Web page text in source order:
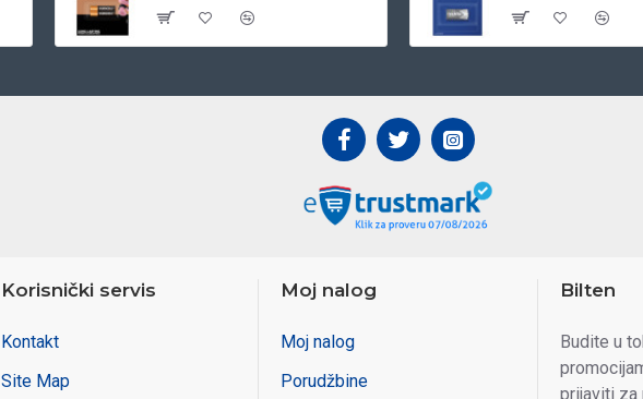
Korisnički servis
Kontakt
Site Map
Moj nalog
Moj nalog
Porudžbine
Bilten
Budite u
prijaviti za